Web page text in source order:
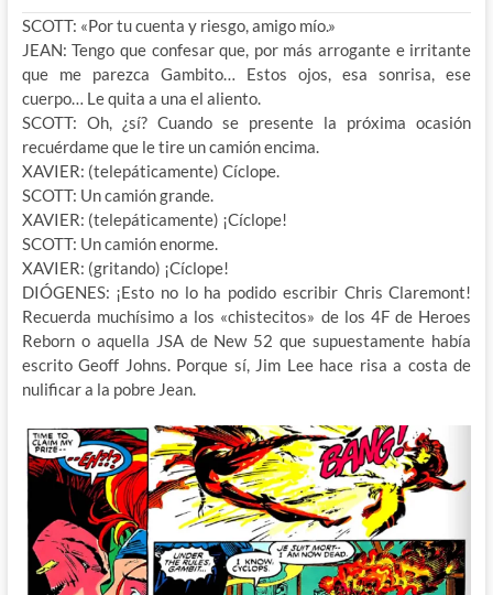
SCOTT: «Por tu cuenta y riesgo, amigo mío.»
JEAN: Tengo que confesar que, por más arrogante e irritante
que me parezca Gambito… Estos ojos, esa sonrisa, ese
cuerpo… Le quita a una el aliento.
SCOTT: Oh, ¿sí? Cuando se presente la próxima ocasión
recuérdame que le tire un camión encima.
XAVIER: (telepáticamente) Cíclope.
SCOTT: Un camión grande.
XAVIER: (telepáticamente) ¡Cíclope!
SCOTT: Un camión enorme.
XAVIER: (gritando) ¡Cíclope!
DIÓGENES: ¡Esto no lo ha podido escribir Chris Claremont!
Recuerda muchísimo a los «chistecitos» de los 4F de Heroes
Reborn o aquella JSA de New 52 que supuestamente había
escrito Geoff Johns. Porque sí, Jim Lee hace risa a costa de
nulificar a la pobre Jean.